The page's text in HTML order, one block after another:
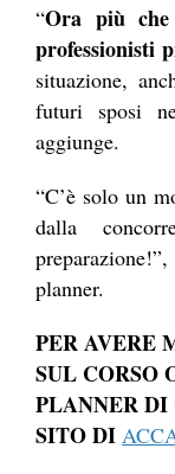
“Ora più
professionisti
situazione,
futuri sposi
aggiunge.
“C’è solo un
dalla
planner.
PER AVERE
SUL CORSO
PLANNER
SITO DI